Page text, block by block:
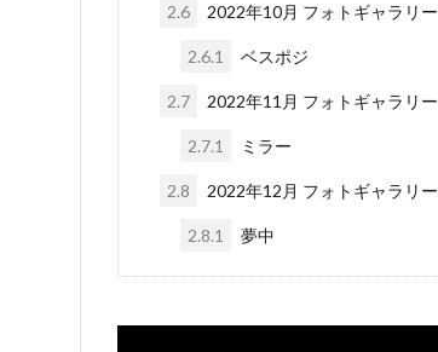
2.6 2022年10月 フォトギャラリー
2.6.1 ベスポジ
2.7 2022年11月 フォトギャラリー
2.7.1 ミラー
2.8 2022年12月 フォトギャラリー
2.8.1 夢中